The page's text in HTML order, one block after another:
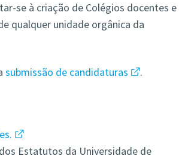
se à criação de Colégios docentes e
qualquer unidade orgânica da
submissão de candidaturas .
Estatutos da Universidade de